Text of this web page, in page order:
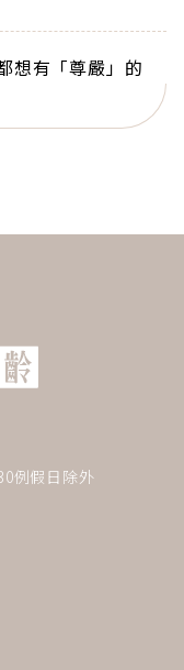
想有「尊嚴」的
例假日除外